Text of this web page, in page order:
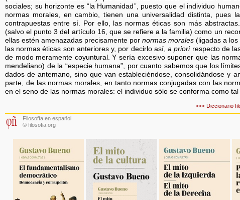
sociales; su horizonte es “la Humanidad”, puesto que el individuo
normas morales, en cambio, tienen una universalidad distinta,
contrapuestas entre sí. Por ello, las normas éticas son más
(salvo el punto 3 del artículo 16, que se refiere a la familia) como un
ellas estén amenazadas precisamente pornormas morales (ligadas a los
las normas éticas son anteriores y, por decirlo así,a priorirespecto de
de modo meramente coyuntural. Y sería excesivo suponer que las
mendeliano) de la “especie humana”, por cuanto sabemos que los
dados de antemano, sino que van estableciéndose, consolidándose y
parte, de las normas morales, en tanto normas conjugadas con las
en el seno de las normas morales: el individuo sólo se conforma como
<<< Diccionario
Filosofía en español
© filosofia.org